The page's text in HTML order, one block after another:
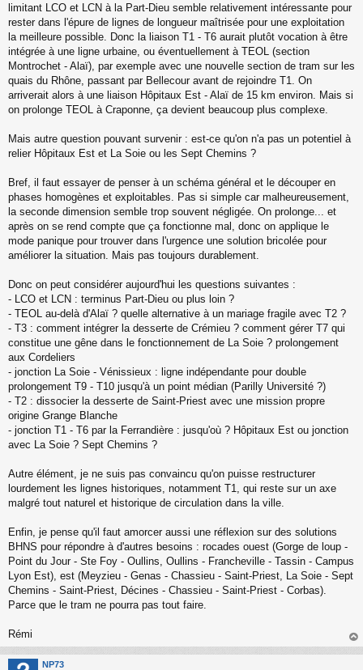
limitant LCO et LCN à la Part-Dieu semble relativement intéressante pour
rester dans l'épure de lignes de longueur maîtrisée pour une exploitation
la meilleure possible. Donc la liaison T1 - T6 aurait plutôt vocation à être
intégrée à une ligne urbaine, ou éventuellement à TEOL (section
Montrochet - Alaï), par exemple avec une nouvelle section de tram sur les
quais du Rhône, passant par Bellecour avant de rejoindre T1. On
arriverait alors à une liaison Hôpitaux Est - Alaï de 15 km environ. Mais si
on prolonge TEOL à Craponne, ça devient beaucoup plus complexe.
Mais autre question pouvant survenir : est-ce qu'on n'a pas un potentiel à
relier Hôpitaux Est et La Soie ou les Sept Chemins ?
Bref, il faut essayer de penser à un schéma général et le découper en
phases homogènes et exploitables. Pas si simple car malheureusement,
la seconde dimension semble trop souvent négligée. On prolonge... et
après on se rend compte que ça fonctionne mal, donc on applique le
mode panique pour trouver dans l'urgence une solution bricolée pour
améliorer la situation. Mais pas toujours durablement.
Donc on peut considérer aujourd'hui les questions suivantes :
- LCO et LCN : terminus Part-Dieu ou plus loin ?
- TEOL au-delà d'Alaï ? quelle alternative à un mariage fragile avec T2 ?
- T3 : comment intégrer la desserte de Crémieu ? comment gérer T7 qui
constitue une gêne dans le fonctionnement de La Soie ? prolongement
aux Cordeliers
- jonction La Soie - Vénissieux : ligne indépendante pour double
prolongement T9 - T10 jusqu'à un point médian (Parilly Université ?)
- T2 : dissocier la desserte de Saint-Priest avec une mission propre
origine Grange Blanche
- jonction T1 - T6 par la Ferrandière : jusqu'où ? Hôpitaux Est ou jonction
avec La Soie ? Sept Chemins ?
Autre élément, je ne suis pas convaincu qu'on puisse restructurer
lourdement les lignes historiques, notamment T1, qui reste sur un axe
malgré tout naturel et historique de circulation dans la ville.
Enfin, je pense qu'il faut amorcer aussi une réflexion sur des solutions
BHNS pour répondre à d'autres besoins : rocades ouest (Gorge de loup -
Point du Jour - Ste Foy - Oullins, Oullins - Francheville - Tassin - Campus
Lyon Est), est (Meyzieu - Genas - Chassieu - Saint-Priest, La Soie - Sept
Chemins - Saint-Priest, Décines - Chassieu - Saint-Priest - Corbas).
Parce que le tram ne pourra pas tout faire.
Rémi
au
NP73